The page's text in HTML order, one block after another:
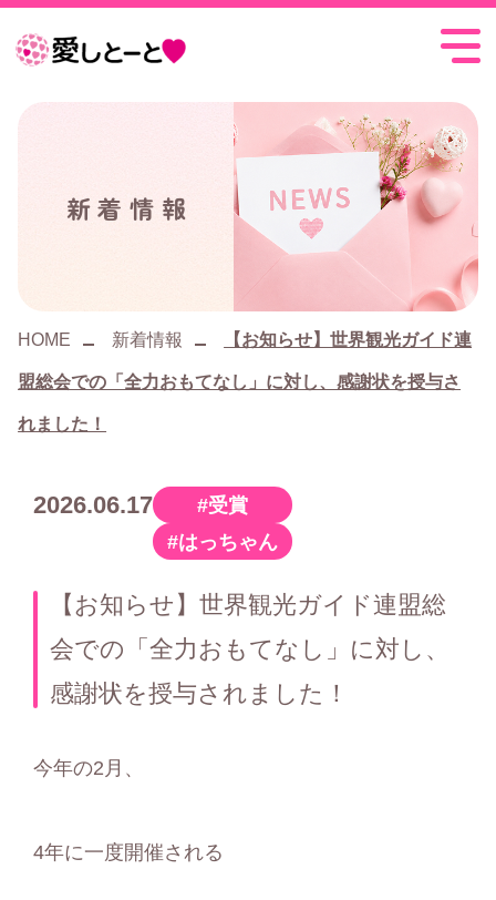
愛
新着情報
HOME 新着情報 【お知らせ】世界観光ガイド連
盟総会での「全力おもてなし」に対し、感謝状を授与さ
れました！
【お知らせ】世界観光ガイド連盟総
会での「全力おもてなし」に対し、
感謝状を授与されました！
2026.06.17カ
テ
ゴ
リ
ー
受賞
はっちゃん
今年の2月、
4年に一度開催される